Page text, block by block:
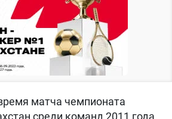
матча чемпионата
среди команд 2011 года